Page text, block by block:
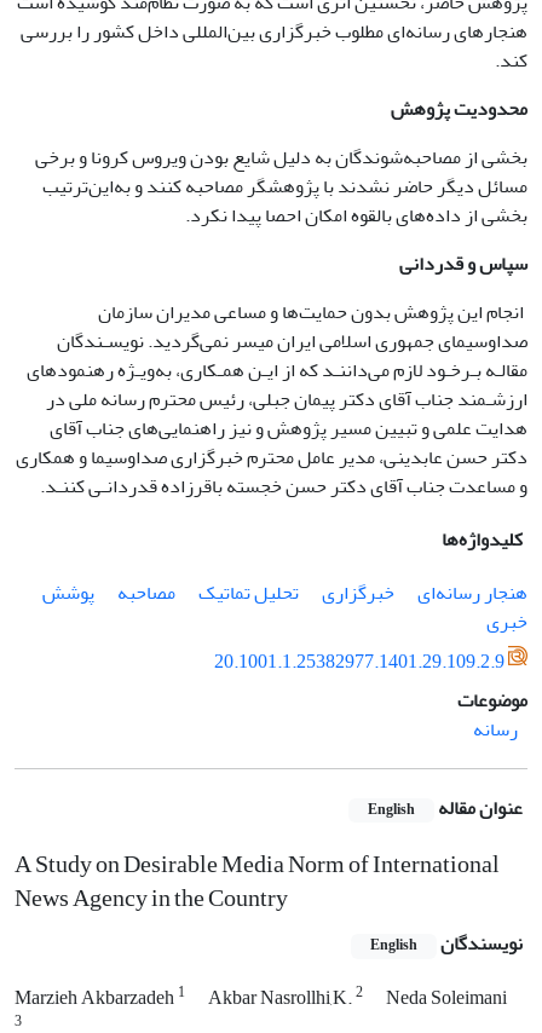
هنجارهای رسانه‌­ای مطلوب خبرگزاری بین‌­المللی داخل کشور را بررسی
کند.
محدودیت پژوهش
بخشی از مصاحبه‌­شوندگان به دلیل شایع بودن ویروس کرونا و برخی
مسائل دیگر حاضر نشدند با پژوهشگر مصاحبه کنند و به‌این‌ترتیب
بخشی از داده­‌های بالقوه امکان احصا پیدا نکرد.
سپاس و قدردانی
انجام این پژوهش بدون حمایت‌ها و مساعی مدیران سازمان
صدا‌و‌سیمای جمهوری اسلامی ایران میسر نمی‌گردید. نویسـندگان
مقالـه بـر‌خـود لازم می‌داننـد که از ایـن همـکاری، به‌ویـژه رهنمودهای
ارزشـمند جناب آقای دکتر پیمان جبلی، رئیس محترم رسانه ملی در
هدایت علمی و تبیین مسیر پژوهش و نیز راهنمایی‌های جناب آقای
دکتر حسن عابدینی، مدیر عامل محترم خبرگزاری صدا‌و‌سیما و همکاری
و مساعدت جناب آقای دکتر حسن خجسته باقرزاده قدردانـی کننـد.
کلیدواژه‌ها
هنجار رسانه‌­ای
خبرگزاری تحلیل تماتیک مصاحبه
پوشش
خبری
20.1001.1.25382977.1401.29.109.2.9
موضوعات
رسانه
عنوان مقاله English
A Study on Desirable Media Norm of International
News Agency in the Country
نویسندگان English
Marzieh Akbarzadeh1 Akbar Nasrollhi,K.2 Neda Soleimani
3